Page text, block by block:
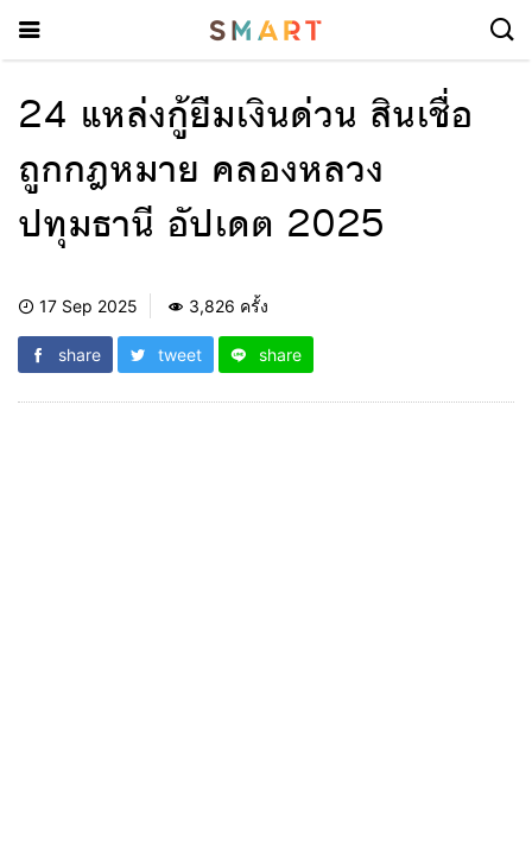
24 แหล่งกู้ยืมเงินด่วน สินเชื่อ
ถูกกฎหมาย คลองหลวง
ปทุมธานี อัปเดต 2025
17 Sep 2025 3,826 ครั้ง
share tweet share